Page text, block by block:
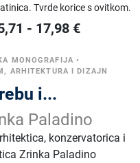
Tvrde korice s ovitkom.
- 17,98 €
MONOGRAFIJA •
ARHITEKTURA I DIZAJN
i...
Paladino
konzervatorica i
Zrinka Paladino